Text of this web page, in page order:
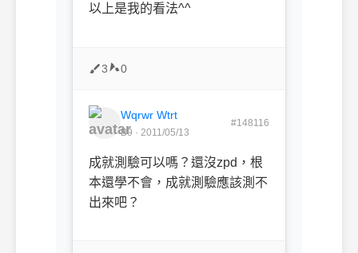
以上是我的看法^^
3 0
Wqrwr Wtrt
B9 · 2011/05/13
#148116
成就測驗可以嗎？還沒zpd，根
本還學不會，成就測驗應該測不
出來吧？